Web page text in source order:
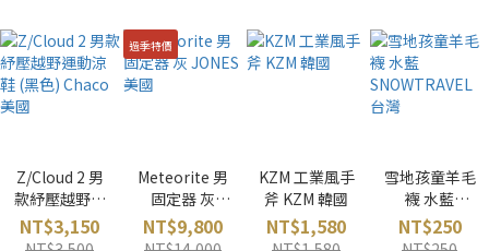
Z/Cloud 2 男
款紓壓越野運
動涼鞋 (黑色)
Chaco 美國
NT$3,150
過季特價
Meteorite 男
固定器 灰
JONES 美國
NT$9,800
KZM 工業風手
斧 KZM 韓國
NT$1,580
雪地孩童羊毛
襪 水藍
SNOWTRAVE
L 台灣
NT$250